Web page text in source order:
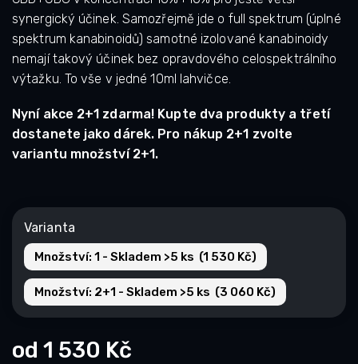
od 1 530 Kč
Varianta
Množství: 1 - Skladem >5 ks (1 530 Kč)
Množství: 2+1 - Skladem >5 ks (3 060 Kč)
synergický účinek. Samozřejmě jde o full spektrum (úplné
spektrum kanabinoidů) samotné izolované kanabinoidy
nemají takový účinek bez opravdového celospektrálního
výtažku. To vše v jedné 10ml lahvičce.
Nyní akce 2+1 zdarma! Kupte dva produkty a třetí
dostanete jako dárek. Pro nákup 2+1 zvolte
variantu množství 2+1.